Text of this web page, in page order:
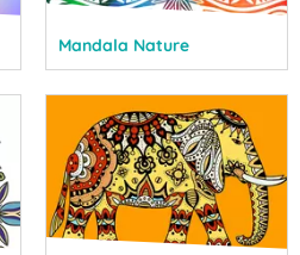
Mandala Nature